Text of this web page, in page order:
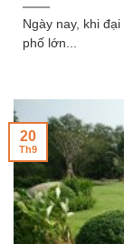
Ngày nay, khi
phố lớn...
20
Th9